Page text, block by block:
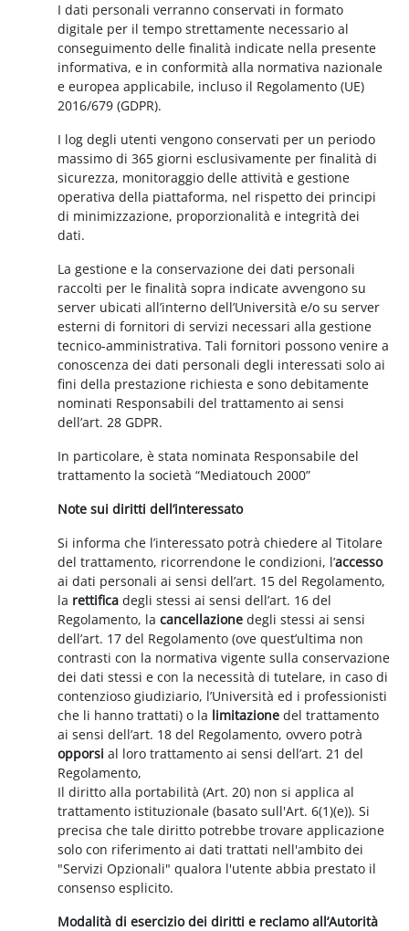
I dati personali verranno conservati in formato
digitale per il tempo strettamente necessario al
conseguimento delle finalità indicate nella presente
informativa, e in conformità alla normativa nazionale
e europea applicabile, incluso il Regolamento (UE)
2016/679 (GDPR).
I log degli utenti vengono conservati per un periodo
massimo di 365 giorni esclusivamente per finalità di
sicurezza, monitoraggio delle attività e gestione
operativa della piattaforma, nel rispetto dei principi
di minimizzazione, proporzionalità e integrità dei
dati.
La gestione e la conservazione dei dati personali
raccolti per le finalità sopra indicate avvengono su
server ubicati all’interno dell’Università e/o su server
esterni di fornitori di servizi necessari alla gestione
tecnico-amministrativa. Tali fornitori possono venire a
conoscenza dei dati personali degli interessati solo ai
fini della prestazione richiesta e sono debitamente
nominati Responsabili del trattamento ai sensi
dell’art. 28 GDPR.
In particolare, è stata nominata Responsabile del
trattamento la società “Mediatouch 2000”
Note sui diritti dell’interessato
Si informa che l’interessato potrà chiedere al Titolare
del trattamento, ricorrendone le condizioni, l’accesso
ai dati personali ai sensi dell’art. 15 del Regolamento,
la rettificadegli stessi ai sensi dell’art. 16 del
Regolamento, lacancellazione degli stessi ai sensi
dell’art. 17 del Regolamento (ove quest’ultima non
contrasti con la normativa vigente sulla conservazione
dei dati stessi e con la necessità di tutelare, in caso di
contenzioso giudiziario, l’Università ed i professionisti
che li hanno trattati) o la limitazione del trattamento
ai sensi dell’art. 18 del Regolamento, ovvero potrà
opporsi al loro trattamento ai sensi dell’art. 21 del
Regolamento,
Il diritto alla portabilità (Art. 20) non si applica al
trattamento istituzionale (basato sull'Art. 6(1)(e)). Si
precisa che tale diritto potrebbe trovare applicazione
solo con riferimento ai dati trattati nell'ambito dei
"Servizi Opzionali" qualora l'utente abbia prestato il
consenso esplicito.
Modalità di esercizio dei diritti e reclamo all’Autorità